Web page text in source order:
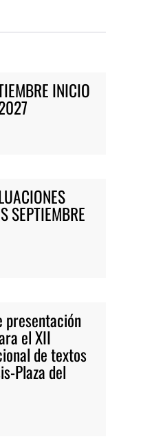
INICIO
SEPTIEMBRE
presentación
el XII
de textos
Plaza del